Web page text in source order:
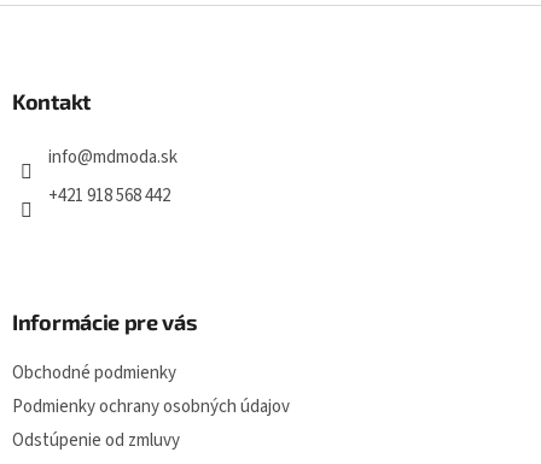
Kontakt
info@mdmoda.sk
+421 918 568 442
Informácie pre vás
Obchodné podmienky
Podmienky ochrany osobných údajov
Odstúpenie od zmluvy